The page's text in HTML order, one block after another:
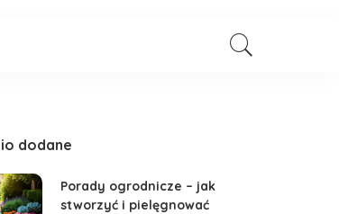
dodane
Porady ogrodnicze – jak
stworzyć i pielęgnować